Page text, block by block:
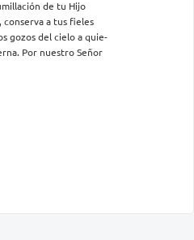
de tu Hijo
conserva a tus fieles
gozos del cielo a quie-
Por nuestro Señor